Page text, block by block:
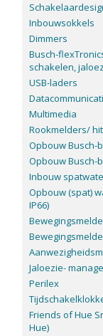
Inbouwsokkels
Dimmers
Busch-
schakelen,
USB-laders
Multimedia
Rookmelders/
Opbouw Busch-
Opbouw Busch-
Inbouw
Opbouw (spat)
IP66)
Jaloezie-
Perilex
Friends of Hue
Hue)